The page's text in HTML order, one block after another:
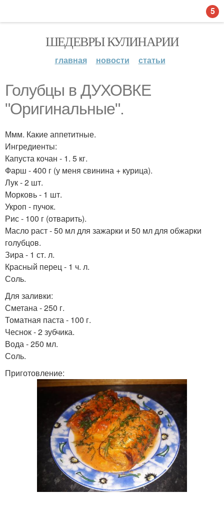
ШЕДЕВРЫ КУЛИНАРИИ
главная новости статьи
Голубцы в ДУХОВКЕ
"Оригинальные".
Ммм. Какие аппетитные.
Ингредиенты:
Капуста кочан - 1. 5 кг.
Фарш - 400 г (у меня свинина + курица).
Лук - 2 шт.
Морковь - 1 шт.
Укроп - пучок.
Рис - 100 г (отварить).
Масло раст - 50 мл для зажарки и 50 мл для обжарки
голубцов.
Зира - 1 ст. л.
Красный перец - 1 ч. л.
Соль.
Для заливки:
Сметана - 250 г.
Томатная паста - 100 г.
Чеснок - 2 зубчика.
Вода - 250 мл.
Соль.
Приготовление:
5